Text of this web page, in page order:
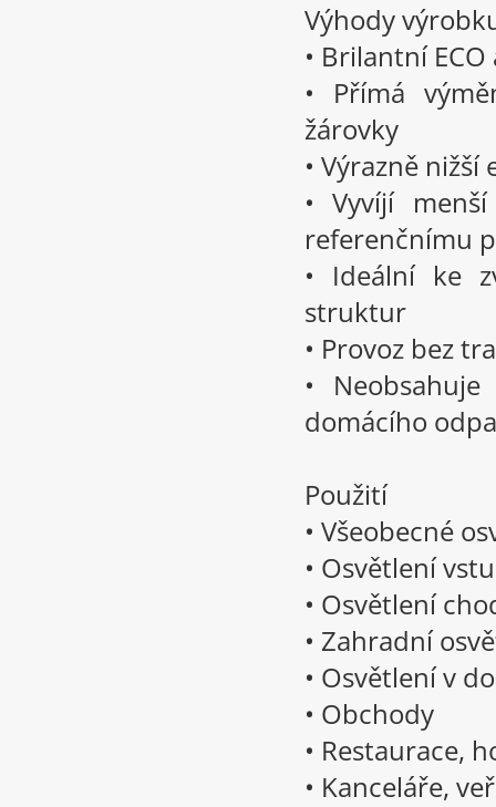
Výhody
• Brilantní
• Přímá
žárovky
• Výrazně nižší
• Vyvíjí
referenčnímu
• Ideální ke
struktur
• Provoz bez
•
domácího
Použití
• Všeobecné
• Osvětlení
• Osvětlení
• Zahradní
• Osvětlení v
• Obchody
• Restaurace,
• Kanceláře,